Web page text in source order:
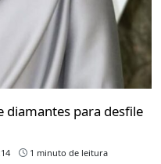
diamantes para desfile
1 minuto de leitura